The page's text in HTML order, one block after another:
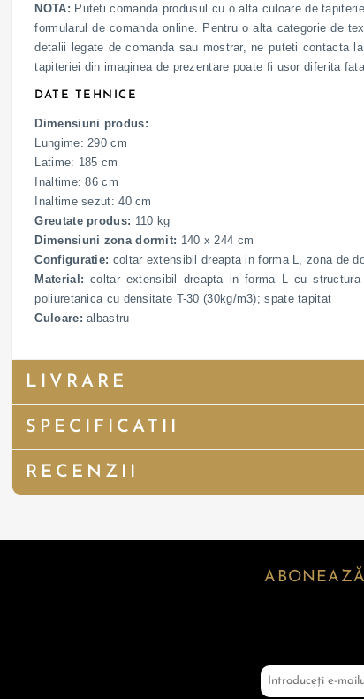
NOTA: Puteti comanda produsul cu o alta culoare de
formularul de comanda online. Pentru o alta categorie de
detalii legate de comanda sau mostrar, ne puteti contacta
tapiteriei din imaginea de prezentare poate fi usor diferita
DATE TEHNICE
Dimensiuni produs:
Lungime: 290 cm
Latime: 185 cm
Inaltime: 86 cm
Inaltime sezut: 40 cm
Greutate produs: 110 kg
Dimensiuni zona dormit: 140 x 244 cm
Configuratie: coltar extensibil dreapta in forma L, zona de
Material: coltar extensibil dreapta in forma L cu
poliuretanica cu densitate T-30 (30kg/m3); spate tapitat
Culoare: albastru
LIVRARE
SPECIFICATII
RECENZII